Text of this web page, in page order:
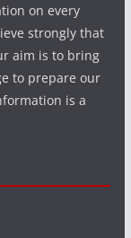
on every
strongly that
aim is to bring
to prepare our
is a